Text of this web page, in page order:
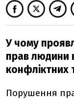
У чому
прав людини
конфліктних
Порушення